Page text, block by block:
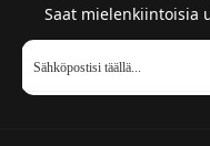
Saat mielenkiintoisia